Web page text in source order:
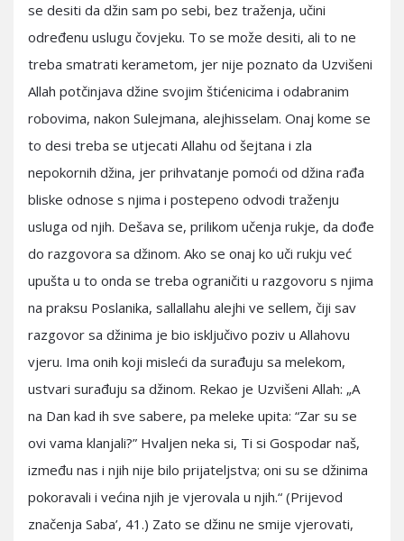
se desiti da džin sam po sebi, bez traženja, učini
određenu uslugu čovjeku. To se može desiti, ali to ne
treba smatrati kerametom, jer nije poznato da Uzvišeni
Allah potčinjava džine svojim štićenicima i odabranim
robovima, nakon Sulejmana, alejhisselam. Onaj kome se
to desi treba se utjecati Allahu od šejtana i zla
nepokornih džina, jer prihvatanje pomoći od džina rađa
bliske odnose s njima i postepeno odvodi traženju
usluga od njih. Dešava se, prilikom učenja rukje, da dođe
do razgovora sa džinom. Ako se onaj ko uči rukju već
upušta u to onda se treba ograničiti u razgovoru s njima
na praksu Poslanika, sallallahu alejhi ve sellem, čiji sav
razgovor sa džinima je bio isključivo poziv u Allahovu
vjeru. Ima onih koji misleći da surađuju sa melekom,
ustvari surađuju sa džinom. Rekao je Uzvišeni Allah: „A
na Dan kad ih sve sabere, pa meleke upita: “Zar su se
ovi vama klanjali?” Hvaljen neka si, Ti si Gospodar naš,
između nas i njih nije bilo prijateljstva; oni su se džinima
pokoravali i većina njih je vjerovala u njih.“ (Prijevod
značenja Saba’, 41.) Zato se džinu ne smije vjerovati,